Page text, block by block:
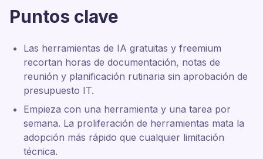
Puntos clave
Las herramientas de IA gratuitas y freemium
recortan horas de documentación, notas de
reunión y planificación rutinaria sin aprobación de
presupuesto IT.
Empieza con una herramienta y una tarea por
semana. La proliferación de herramientas mata la
adopción más rápido que cualquier limitación
técnica.